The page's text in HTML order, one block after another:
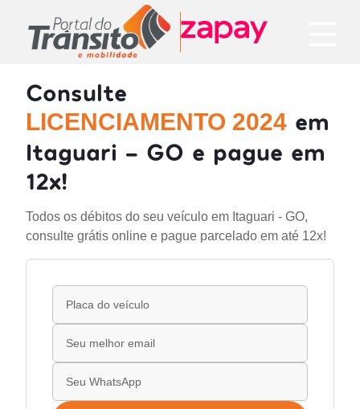
Consulte
LICENCIAMENTO 2024 em
Itaguari - GO e pague em
12x!
Todos os débitos do seu veículo em Itaguari - GO,
consulte grátis online e pague parcelado em até 12x!